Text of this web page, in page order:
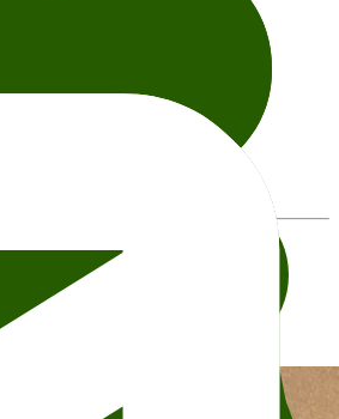
direkte med arrangøren.